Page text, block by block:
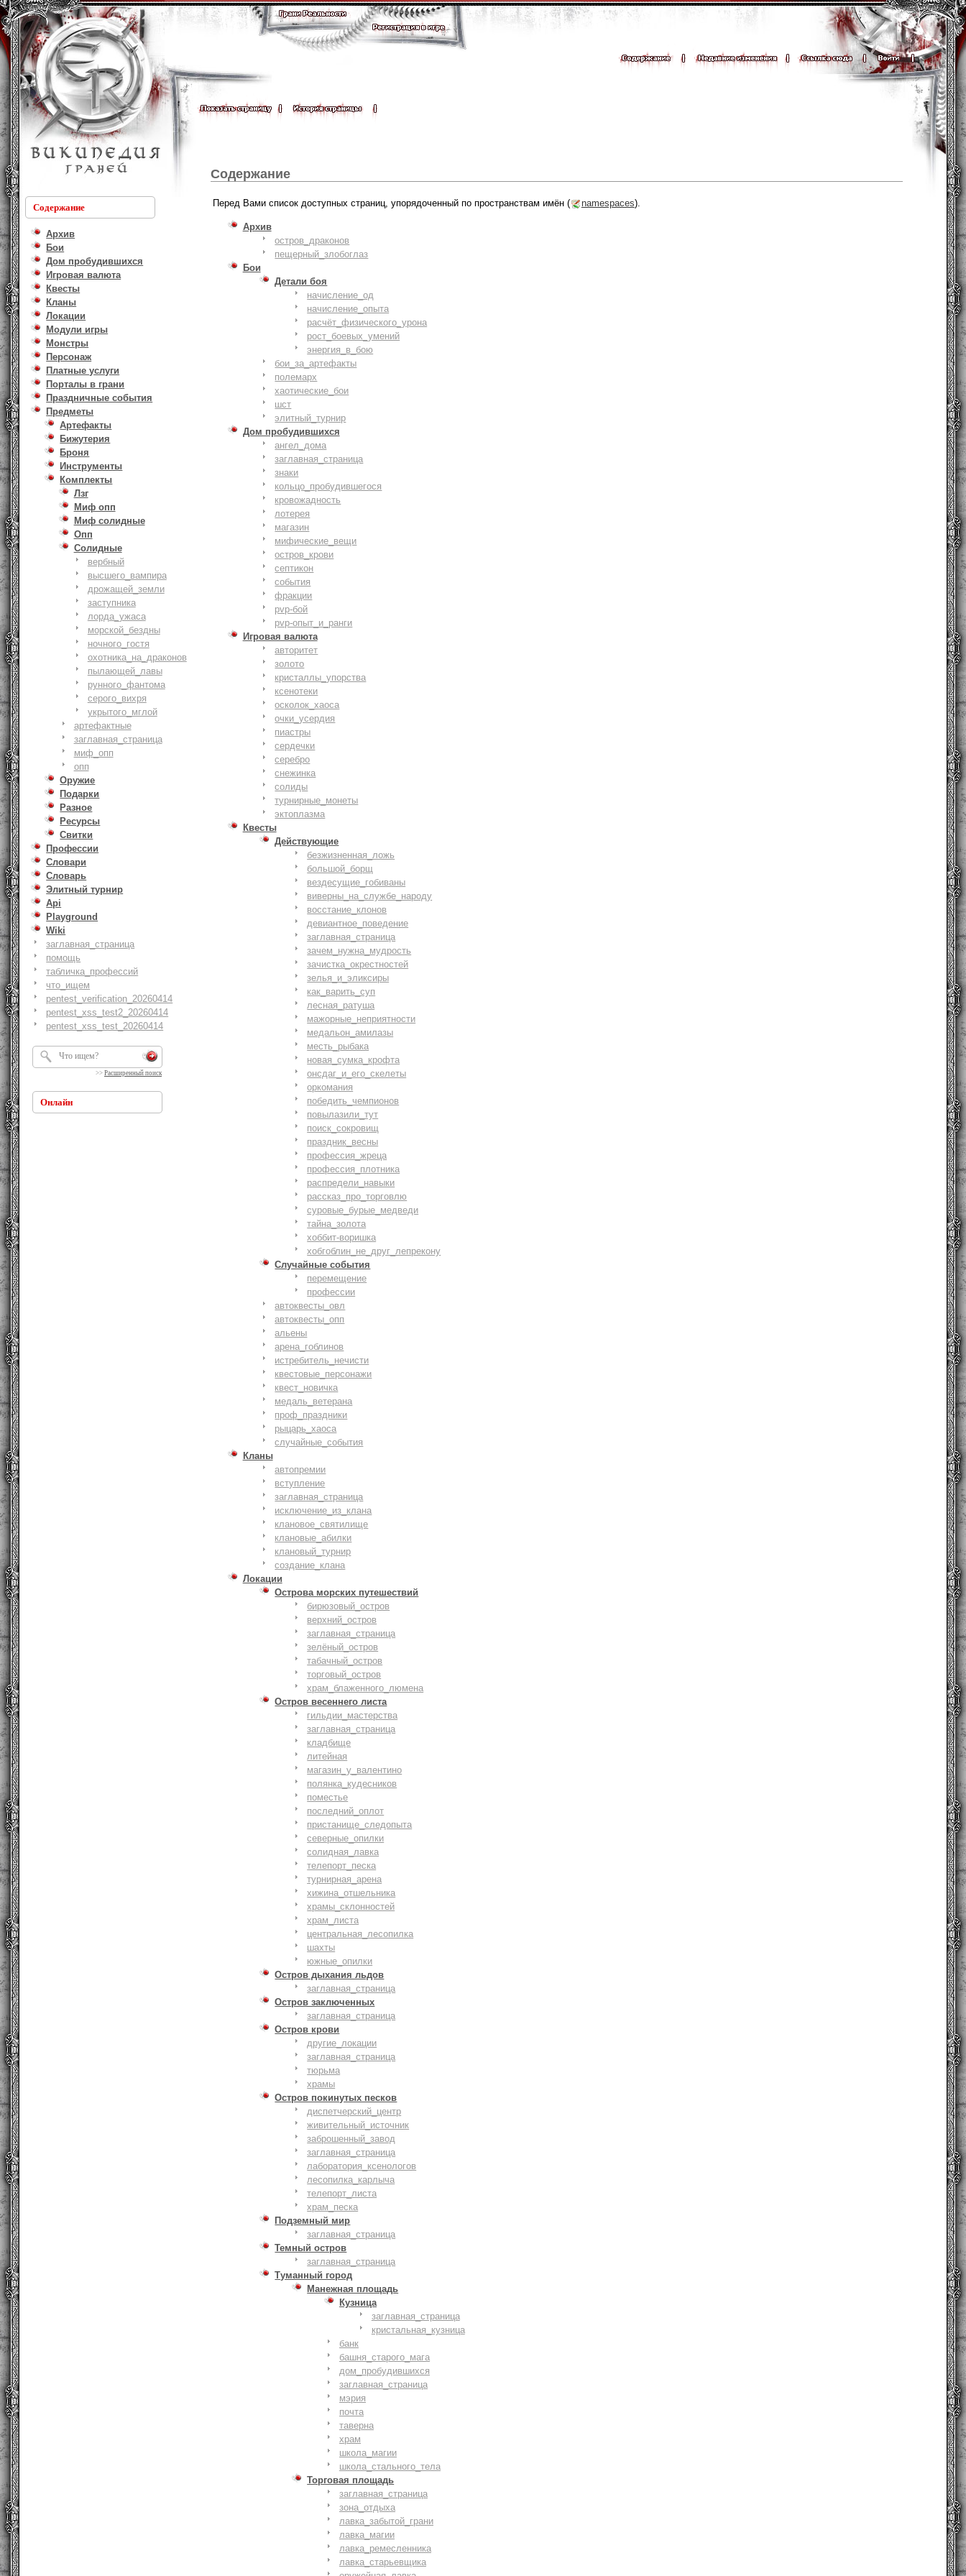
Содержание
Архив
Бои
Дом пробудившихся
Игровая валюта
Квесты
Кланы
Локации
Модули игры
Монстры
Персонаж
Платные услуги
Порталы в грани
Праздничные события
Предметы
Артефакты
Бижутерия
Броня
Инструменты
Комплекты
Лзг
Миф опп
Миф солидные
Опп
Солидные
вербный
высшего_вампира
дрожащей_земли
заступника
лорда_ужаса
морской_бездны
ночного_гостя
охотника_на_драконов
пылающей_лавы
рунного_фантома
серого_вихря
укрытого_мглой
артефактные
заглавная_страница
миф_опп
опп
Оружие
Подарки
Разное
Ресурсы
Свитки
Профессии
Словари
Словарь
Элитный турнир
Api
Playground
Wiki
заглавная_страница
помощь
табличка_профессий
что_ищем
pentest_verification_20260414
pentest_xss_test2_20260414
pentest_xss_test_20260414
>> Расширенный поиск
Онлайн
Содержание
Перед Вами список доступных страниц, упорядоченный по пространствам имён ( namespaces).
Архив
остров_драконов
пещерный_злобоглаз
Бои
Детали боя
начисление_од
начисление_опыта
расчёт_физического_урона
рост_боевых_умений
энергия_в_бою
бои_за_артефакты
полемарх
хаотические_бои
шст
элитный_турнир
Дом пробудившихся
ангел_дома
заглавная_страница
знаки
кольцо_пробудившегося
кровожадность
лотерея
магазин
мифические_вещи
остров_крови
септикон
события
фракции
pvp-бой
pvp-опыт_и_ранги
Игровая валюта
авторитет
золото
кристаллы_упорства
ксенотеки
осколок_хаоса
очки_усердия
пиастры
сердечки
серебро
снежинка
солиды
турнирные_монеты
эктоплазма
Квесты
Действующие
безжизненная_ложь
большой_борщ
вездесущие_гобиваны
виверны_на_службе_народу
восстание_клонов
девиантное_поведение
заглавная_страница
зачем_нужна_мудрость
зачистка_окрестностей
зелья_и_эликсиры
как_варить_суп
лесная_ратуша
мажорные_неприятности
медальон_амилазы
месть_рыбака
новая_сумка_крофта
онсдаг_и_его_скелеты
оркомания
победить_чемпионов
повылазили_тут
поиск_сокровищ
праздник_весны
профессия_жреца
профессия_плотника
распредели_навыки
рассказ_про_торговлю
суровые_бурые_медведи
тайна_золота
хоббит-воришка
хобгоблин_не_друг_лепрекону
Случайные события
перемещение
профессии
автоквесты_овл
автоквесты_опп
альены
арена_гоблинов
истребитель_нечисти
квестовые_персонажи
квест_новичка
медаль_ветерана
проф_праздники
рыцарь_хаоса
случайные_события
Кланы
автопремии
вступление
заглавная_страница
исключение_из_клана
клановое_святилище
клановые_абилки
клановый_турнир
создание_клана
Локации
Острова морских путешествий
бирюзовый_остров
верхний_остров
заглавная_страница
зелёный_остров
табачный_остров
торговый_остров
храм_блаженного_люмена
Остров весеннего листа
гильдии_мастерства
заглавная_страница
кладбище
литейная
магазин_у_валентино
полянка_кудесников
поместье
последний_оплот
пристанище_следопыта
северные_опилки
солидная_лавка
телепорт_песка
турнирная_арена
хижина_отшельника
храмы_склонностей
храм_листа
центральная_лесопилка
шахты
южные_опилки
Остров дыхания льдов
заглавная_страница
Остров заключенных
заглавная_страница
Остров крови
другие_локации
заглавная_страница
тюрьма
храмы
Остров покинутых песков
диспетчерский_центр
живительный_источник
заброшенный_завод
заглавная_страница
лаборатория_ксенологов
лесопилка_карлыча
телепорт_листа
храм_песка
Подземный мир
заглавная_страница
Темный остров
заглавная_страница
Туманный город
Манежная площадь
Кузница
заглавная_страница
кристальная_кузница
банк
башня_старого_мага
дом_пробудившихся
заглавная_страница
мэрия
почта
таверна
храм
школа_магии
школа_стального_тела
Торговая площадь
заглавная_страница
зона_отдыха
лавка_забытой_грани
лавка_магии
лавка_ремесленника
лавка_старьевщика